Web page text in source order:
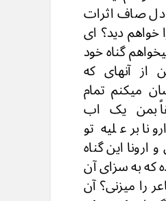
صاف اثرات
دید؟ ای
گناه خود
از آنهای که
میکنم تمام
بمن یک اب
بر علیه تو
ارونا این گناه
که به سزای آن
را میزنی؟ آن